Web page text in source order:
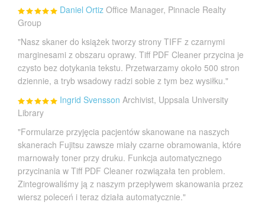
Daniel Ortiz Office Manager, Pinnacle Realty
Group
"Nasz skaner do książek tworzy strony TIFF z czarnymi
marginesami z obszaru oprawy. Tiff PDF Cleaner przycina je
czysto bez dotykania tekstu. Przetwarzamy około 500 stron
dziennie, a tryb wsadowy radzi sobie z tym bez wysiłku."
Ingrid Svensson Archivist, Uppsala University
Library
"Formularze przyjęcia pacjentów skanowane na naszych
skanerach Fujitsu zawsze miały czarne obramowania, które
marnowały toner przy druku. Funkcja automatycznego
przycinania w Tiff PDF Cleaner rozwiązała ten problem.
Zintegrowaliśmy ją z naszym przepływem skanowania przez
wiersz poleceń i teraz działa automatycznie."